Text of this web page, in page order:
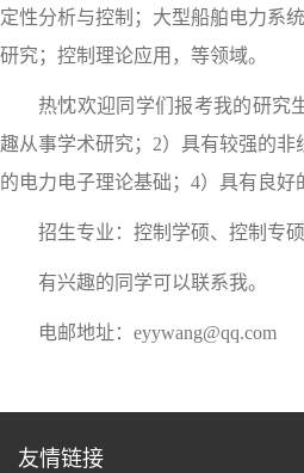
定性分析与控制；大型船舶电力系
研究；控制理论应用，等领域。
热忱欢迎同学们报考我的研究
趣从事学术研究；2）具有较强的非
的电力电子理论基础；4）具有良好
招生专业：控制学硕、控制专
有兴趣的同学可以联系我。
电邮地址：eyywang@qq.com
友情链接